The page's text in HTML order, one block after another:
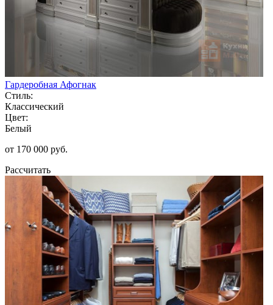
Гардеробная Афогнак
Стиль:
Классический
Цвет:
Белый
от 170 000 руб.
Рассчитать